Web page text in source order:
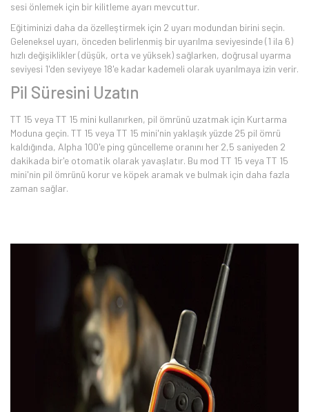
sesi önlemek için bir kilitleme ayarı mevcuttur.
Eğitiminizi daha da özelleştirmek için 2 uyarı modundan birini seçin.
Geleneksel uyarı, önceden belirlenmiş bir uyarılma seviyesinde (1 ila 6)
hızlı değişiklikler (düşük, orta ve yüksek) sağlarken, doğrusal uyarma
seviyesi 1'den seviyeye 18'e kadar kademeli olarak uyarılmaya izin verir.
Pil Süresini Uzatın
TT 15 veya TT 15 mini kullanırken, pil ömrünü uzatmak için Kurtarma
Moduna geçin. TT 15 veya TT 15 mini'nin yaklaşık yüzde 25 pil ömrü
kaldığında, Alpha 100'e ping güncelleme oranını her 2,5 saniyeden 2
dakikada bir'e otomatik olarak yavaşlatır. Bu mod TT 15 veya TT 15
mini'nin pil ömrünü korur ve köpek aramak ve bulmak için daha fazla
zaman sağlar.